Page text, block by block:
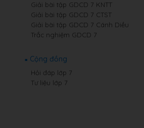
Giải bài tập GDCD 7 KNTT
Giải bài tập GDCD 7 CTST
Giải bài tập GDCD 7 Cánh Diều
Trắc nghiệm GDCD 7
Cộng đồng
Hỏi đáp lớp 7
Tư liệu lớp 7